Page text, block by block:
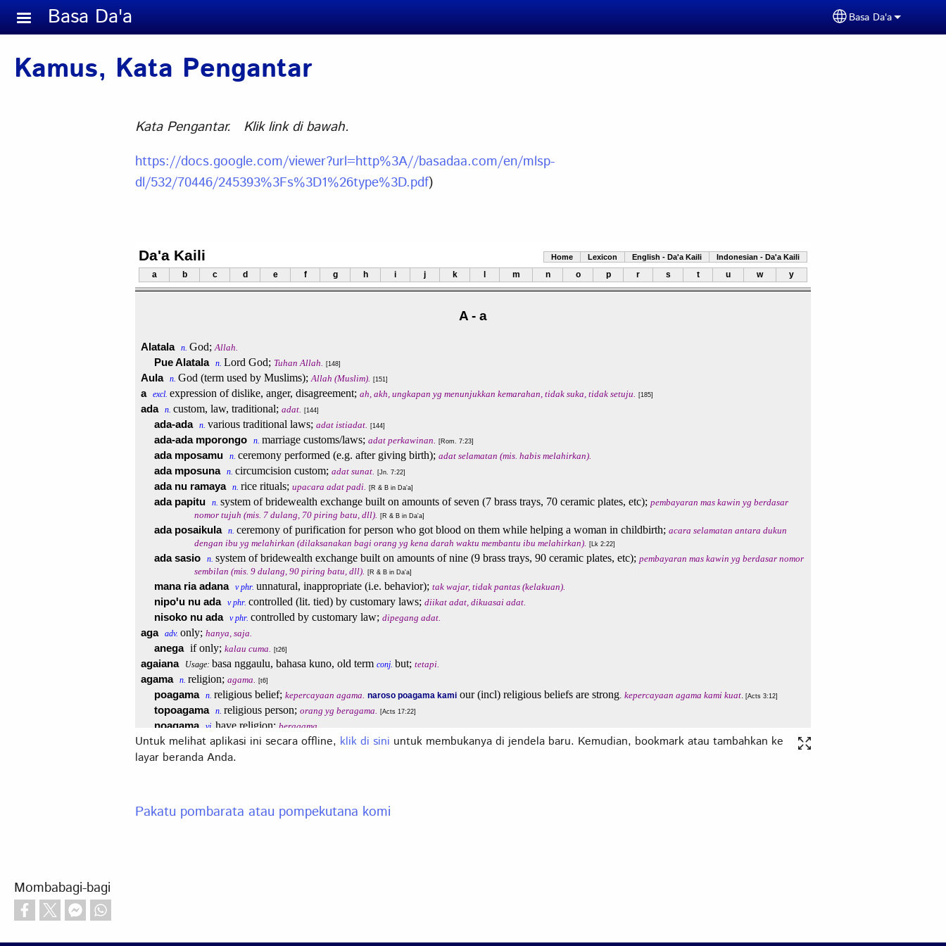
Skip to main content
Basa Da'a Select your
Basa Da'a
Kamus, Kata Pengantar
Kata Pengantar. Klik link di bawah.
https://docs.google.com/viewer?url=http%3A//basadaa.com/en/mlsp-
dl/532/70446/245393%3Fs%3D1%26type%3D.pdf)
Untuk melihat aplikasi ini secara offline, klik di sini untuk membukanya di jendela baru. Kemudian, bookmark atau tambahkan ke
layar beranda Anda.
Pakatu pombarata atau pompekutana komi
Mombabagi-bagi